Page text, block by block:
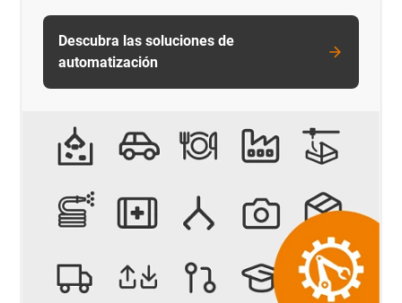
Descubra las soluciones de
automatización